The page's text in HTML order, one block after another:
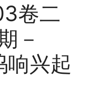
卷二
－
响兴起